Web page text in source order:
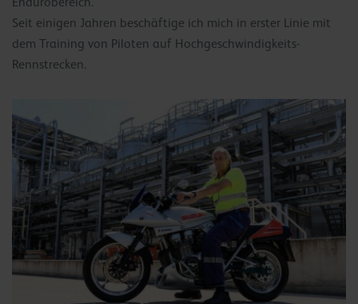
Seit einigen Jahren beschäftige ich mich in erster Linie mit
dem Training von Piloten auf Hochgeschwindigkeits-
Rennstrecken.